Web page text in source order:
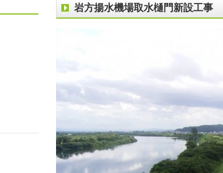
岩方揚水機場取水樋門新設工事